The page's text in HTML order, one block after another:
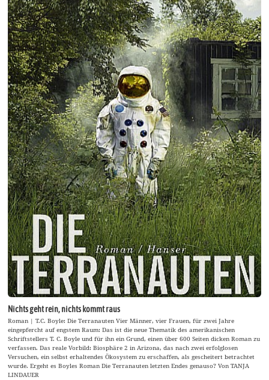
Nichts geht rein, nichts kommt raus
Roman | T.C. Boyle: Die Terranauten Vier Männer, vier Frauen, für zwei Jahre
eingepfercht auf engstem Raum: Das ist die neue Thematik des amerikanischen
Schriftstellers T. C. Boyle und für ihn ein Grund, einen über 600 Seiten dicken Roman zu
verfassen. Das reale Vorbild: Biosphäre 2 in Arizona, das nach zwei erfolglosen
Versuchen, ein selbst erhaltendes Ökosystem zu erschaffen, als gescheitert betrachtet
wurde. Ergeht es Boyles Roman Die Terranauten letzten Endes genauso? Von TANJA
LINDAUER